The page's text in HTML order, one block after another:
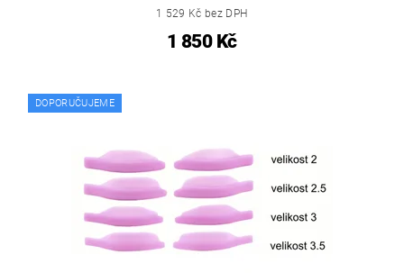
1 529 Kč bez DPH
1 850 Kč
DOPORUČUJEME